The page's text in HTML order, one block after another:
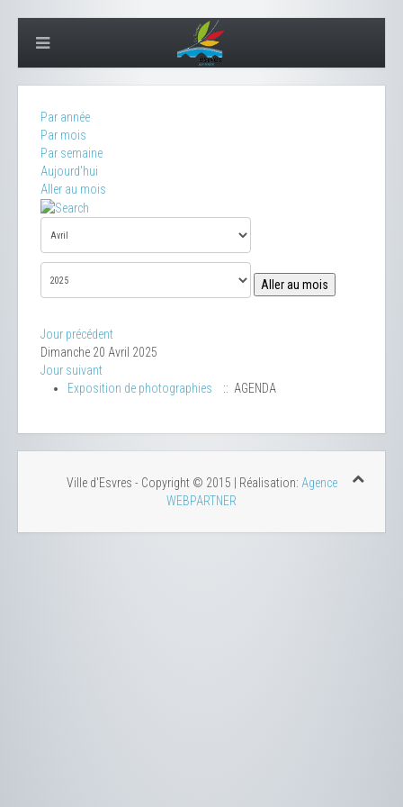
Par année
Par mois
Par semaine
Aujourd'hui
Aller au mois
Aller au mois
Jour précédent
Dimanche 20 Avril 2025
Jour suivant
Exposition de photographies
:: AGENDA
Ville d'Esvres - Copyright © 2015 | Réalisation: Agence
WEBPARTNER